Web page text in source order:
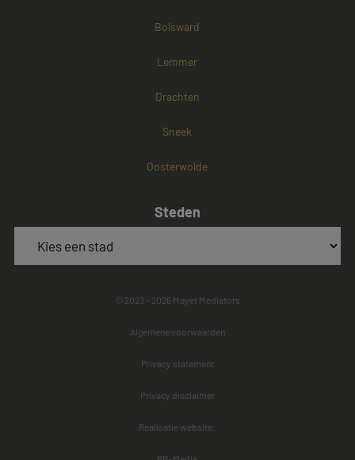
Bolsward
Lemmer
Drachten
Sneek
Oosterwolde
Steden
© 2023 - 2026 Mayet Mediators
Algemene voorwaarden
Privacy statement
Privacy disclaimer
Realisatie website: